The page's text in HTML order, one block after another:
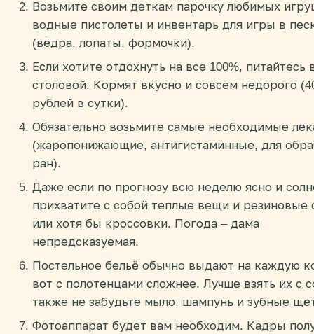
Возьмите своим деткам парочку любимых
водные пистолеты и инвентарь для игры в
(вёдра, лопаты, формочки).
Если хотите отдохнуть на все 100%, питайтесь
столовой. Кормят вкусно и совсем недорого
рублей в сутки).
Обязательно возьмите самые необходимые
(жаропонижающие, антигистаминные, для
ран).
Даже если по прогнозу всю неделю ясно и
прихватите с собой теплые вещи и резиновые
или хотя бы кроссовки. Погода – дама
непредсказуемая.
Постельное бельё обычно выдают на каждую
вот с полотенцами сложнее. Лучше взять их с
также не забудьте мыло, шампунь и зубные
Фотоаппарат будет вам необходим. Кадры